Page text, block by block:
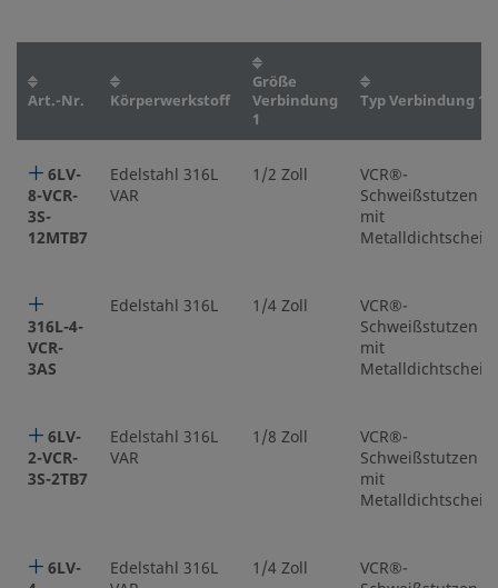
Art.-Nr. Körperwerkstoff
Größe
Verbindung
1
Typ Verbindung 1
6LV-
8-VCR-
3S-
12MTB7
Edelstahl 316L
VAR
1/2 Zoll
VCR®-
Schweißstutzen
mit
316L-4-
VCR-
3AS
Edelstahl 316L 1/4 Zoll
VCR®-
Schweißstutzen
mit
6LV-
2-VCR-
3S-2TB7
Edelstahl 316L
VAR
1/8 Zoll
VCR®-
Schweißstutzen
mit
6LV-
Edelstahl 316L
1/4 Zoll
VCR®-